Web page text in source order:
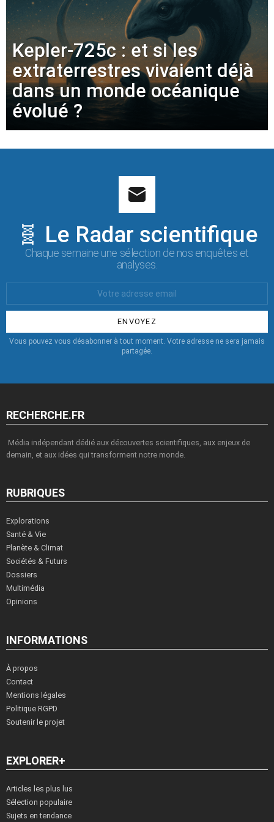
Kepler-725c : et si les
extraterrestres vivaient déjà
dans un monde océanique
évolué ?
🧬 Le Radar scientifique
Chaque semaine une sélection de nos enquêtes et
analyses.
:
Vous pouvez vous désabonner à tout moment. Votre adresse ne sera jamais
partagée.
RECHERCHE.FR
Média indépendant dédié aux découvertes scientifiques, aux enjeux de
demain, et aux idées qui transforment notre monde.
RUBRIQUES
Explorations
Santé & Vie
Planète & Climat
Sociétés & Futurs
Dossiers
Multimédia
Opinions
INFORMATIONS
À propos
Contact
Mentions légales
Politique RGPD
Soutenir le projet
EXPLORER+
Articles les plus lus
Sélection populaire
Sujets en tendance